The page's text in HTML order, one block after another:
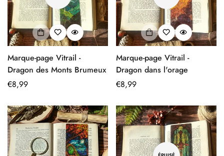
Marque-page Vitrail -
Dragon des Monts Brumeux
Prix
€8,99
Marque-page Vitrail -
Dragon dans l'orage
Prix
€8,99